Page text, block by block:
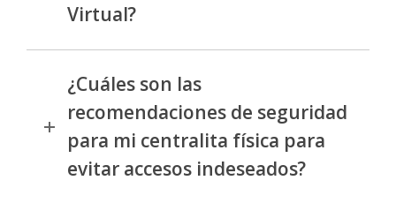
Virtual?
¿Cuáles son las
recomendaciones de seguridad
para mi centralita física para
evitar accesos indeseados?